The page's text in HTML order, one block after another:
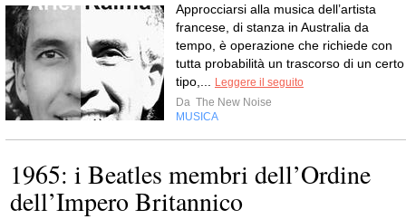
Approcciarsi alla musica dell’artista
francese, di stanza in Australia da
tempo, è operazione che richiede con
tutta probabilità un trascorso di un certo
tipo,...
Leggere il seguito
Da The New Noise
MUSICA
1965: i Beatles membri dell’Ordine
dell’Impero Britannico